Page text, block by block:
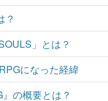
？
」とは？
になった経緯
の概要とは？